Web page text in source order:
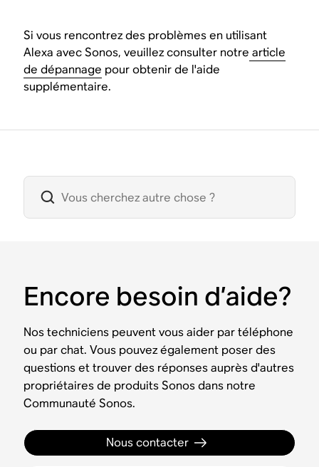
Si vous rencontrez des problèmes en utilisant
Alexa avec Sonos, veuillez consulter notre article
de dépannage pour obtenir de l'aide
supplémentaire.
Encore besoin d’aide?
Nos techniciens peuvent vous aider par téléphone
ou par chat. Vous pouvez également poser des
questions et trouver des réponses auprès d'autres
propriétaires de produits Sonos dans notre
Communauté Sonos.
Nous contacter